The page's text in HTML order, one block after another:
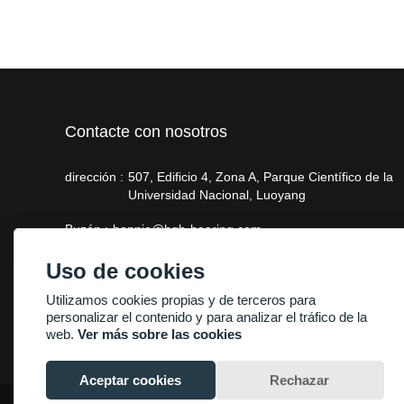
Contacte con nosotros
dirección : 507, Edificio 4, Zona A, Parque Científico de la
Universidad Nacional, Luoyang
Buzón : bonnie@hgb-bearing.com
Teléfono : +86-13938815302
Uso de cookies
Utilizamos cookies propias y de terceros para
personalizar el contenido y para analizar el tráfico de la
web. Ver más sobre las cookies
Aceptar cookies Rechazar